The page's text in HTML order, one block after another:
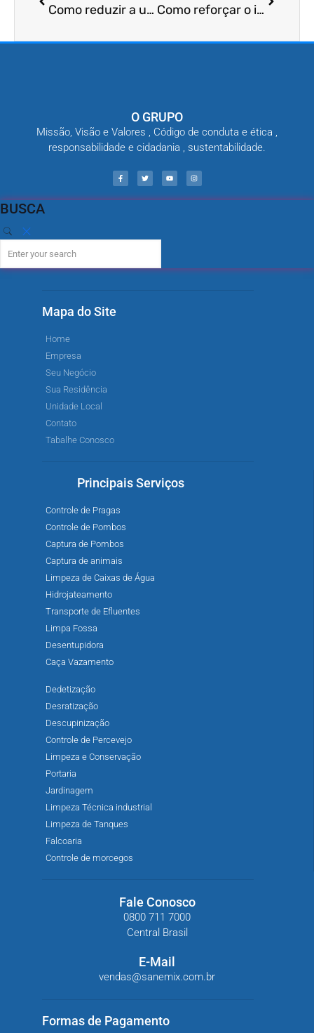
Como reduzir a umidade em porões e sótãos para controle de pragas? Como reforçar o isolamento de sótãos para evitar a entrada de morcegos?
O GRUPO
Missão, Visão e Valores , Código de conduta e ética ,
responsabilidade e cidadania , sustentabilidade.
BUSCA
Mapa do Site
Home
Empresa
Seu Negócio
Sua Residência
Unidade Local
Contato
Tabalhe Conosco
Principais Serviços
Controle de Pragas
Controle de Pombos
Captura de Pombos
Captura de animais
Limpeza de Caixas de Água
Hidrojateamento
Transporte de Efluentes
Limpa Fossa
Desentupidora
Caça Vazamento
Dedetização
Desratização
Descupinização
Controle de Percevejo
Limpeza e Conservação
Portaria
Jardinagem
Limpeza Técnica industrial
Limpeza de Tanques
Falcoaria
Controle de morcegos
Fale Conosco
0800 711 7000
Central Brasil
E-Mail
vendas@sanemix.com.br
Formas de Pagamento